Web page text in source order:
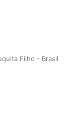
Filho - Brasil